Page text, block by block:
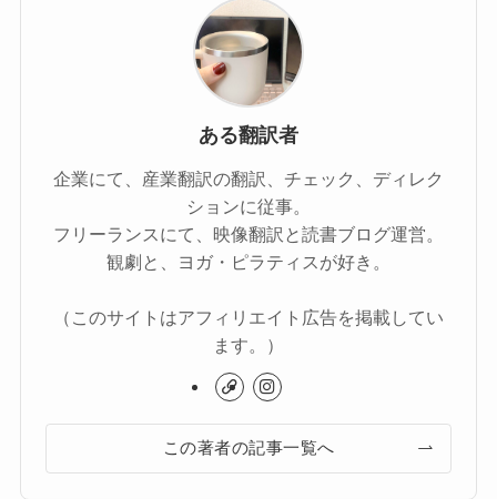
ある翻訳者
企業にて、産業翻訳の翻訳、チェック、ディレク
ションに従事。
フリーランスにて、映像翻訳と読書ブログ運営。
観劇と、ヨガ・ピラティスが好き。
（このサイトはアフィリエイト広告を掲載してい
ます。）
この著者の記事一覧へ